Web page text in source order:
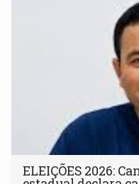
ELEIÇÕES 2026: